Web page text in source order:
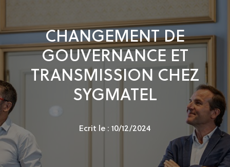
CHANGEMENT DE
GOUVERNANCE ET
TRANSMISSION CHEZ
SYGMATEL
Ecrit le : 10/12/2024